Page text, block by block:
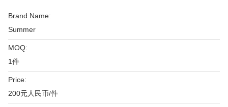
Brand Name:
Summer
MOQ:
1件
Price:
200元人民币/件